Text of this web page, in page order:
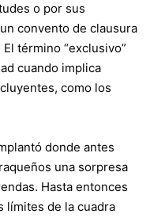
o por sus
convento de clausura
término “exclusivo”
cuando implica
como los
donde antes
una sorpresa
Hasta entonces
límites de la cuadra